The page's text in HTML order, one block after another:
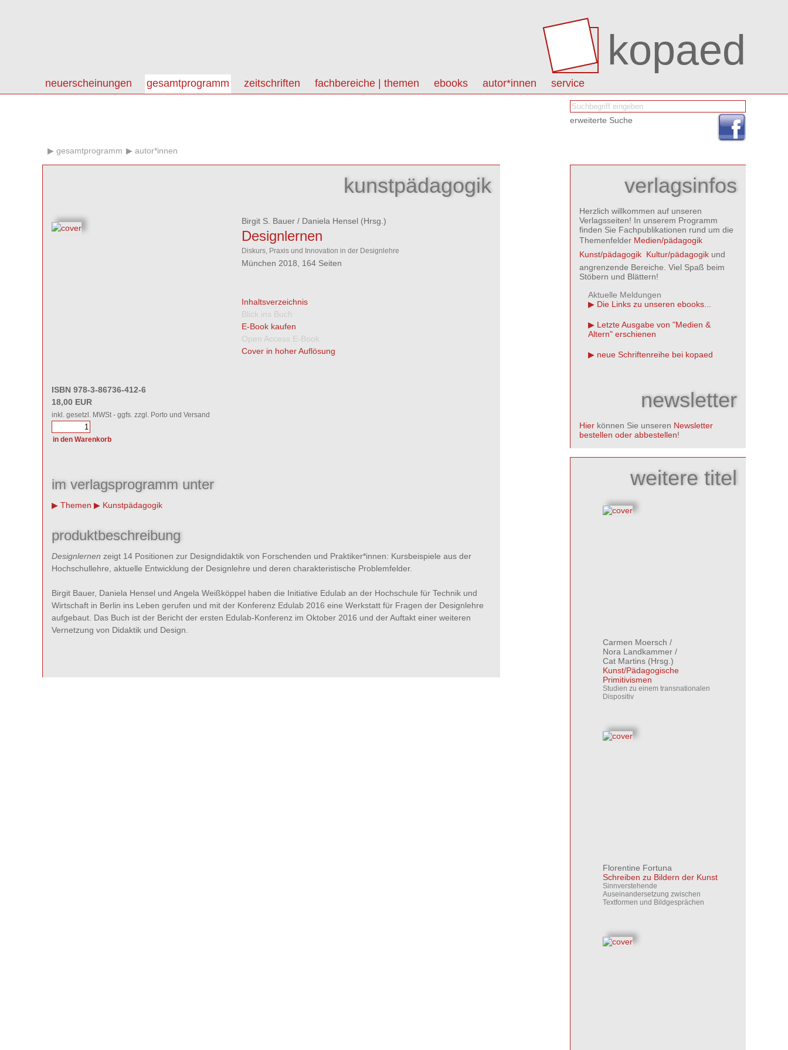
kopaed
neuerscheinungen gesamtprogramm zeitschriften fachbereiche | themen ebooks autor*innen service
erweiterte Suche
gesamtprogramm autor*innen
kunstpädagogik
Birgit S. Bauer / Daniela Hensel (Hrsg.)
Designlernen
Diskurs, Praxis und Innovation in der Designlehre
München 2018, 164 Seiten
Inhaltsverzeichnis
Blick ins Buch
E-Book kaufen
Open Access E-Book
Cover in hoher Auflösung
ISBN 978-3-86736-412-6
18,00 EUR
inkl. gesetzl. MWSt - ggfs. zzgl. Porto und Versand
im verlagsprogramm unter
Themen Kunstpädagogik
produktbeschreibung
Designlernen zeigt 14 Positionen zur Designdidaktik von Forschenden und Praktiker*innen: Kursbeispiele aus der
Hochschullehre, aktuelle Entwicklung der Designlehre und deren charakteristische Problemfelder.
Birgit Bauer, Daniela Hensel und Angela Weißköppel haben die Initiative Edulab an der Hochschule für Technik und
Wirtschaft in Berlin ins Leben gerufen und mit der Konferenz Edulab 2016 eine Werkstatt für Fragen der Designlehre
aufgebaut. Das Buch ist der Bericht der ersten Edulab-Konferenz im Oktober 2016 und der Auftakt einer weiteren
Vernetzung von Didaktik und Design.
verlagsinfos
Herzlich willkommen auf unseren
Verlagsseiten! In unserem Programm
finden Sie Fachpublikationen rund um die
Themenfelder Medien/pädagogik
Kunst/pädagogik Kultur/pädagogik und
angrenzende Bereiche. Viel Spaß beim
Stöbern und Blättern!
Aktuelle Meldungen
Die Links zu unseren ebooks...
Letzte Ausgabe von "Medien &
Altern" erschienen
neue Schriftenreihe bei kopaed
newsletter
Hier können Sie unseren Newsletter
bestellen oder abbestellen!
weitere titel
Carmen Moersch /
Nora Landkammer /
Cat Martins (Hrsg.)
Kunst/Pädagogische
Primitivismen
Studien zu einem transnationalen
Dispositiv
Florentine Fortuna
Schreiben zu Bildern der Kunst
Sinnverstehende
Auseinandersetzung zwischen
Textformen und Bildgesprächen